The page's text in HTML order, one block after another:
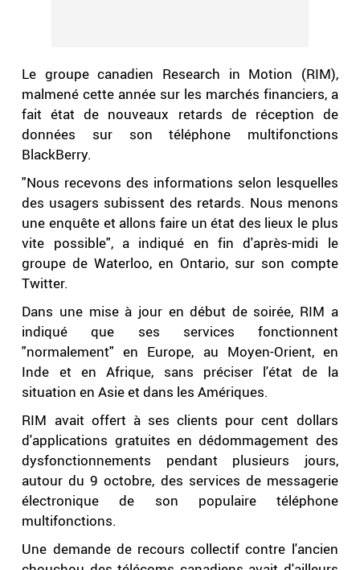
Le groupe canadien Research in Motion (RIM),
malmené cette année sur les marchés financiers, a
fait état de nouveaux retards de réception de
données sur son téléphone multifonctions
BlackBerry.
"Nous recevons des informations selon lesquelles
des usagers subissent des retards. Nous menons
une enquête et allons faire un état des lieux le plus
vite possible", a indiqué en fin d'après-midi le
groupe de Waterloo, en Ontario, sur son compte
Twitter.
Dans une mise à jour en début de soirée, RIM a
indiqué que ses services fonctionnent
"normalement" en Europe, au Moyen-Orient, en
Inde et en Afrique, sans préciser l'état de la
situation en Asie et dans les Amériques.
RIM avait offert à ses clients pour cent dollars
d'applications gratuites en dédommagement des
dysfonctionnements pendant plusieurs jours,
autour du 9 octobre, des services de messagerie
électronique de son populaire téléphone
multifonctions.
Une demande de recours collectif contre l'ancien